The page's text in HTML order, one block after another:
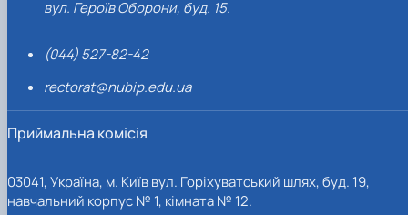
вул. Героїв Оборони, буд. 15.
(044) 527-82-42
rectorat@nubip.edu.ua
Приймальна комісія
03041, Україна, м. Київ вул. Горіхуватський шлях, буд. 19,
навчальний корпус № 1, кімната № 12.